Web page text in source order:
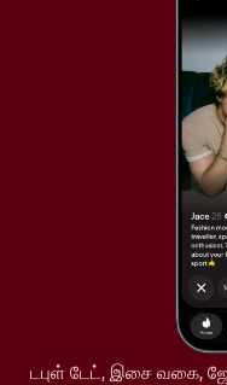
டபுள் டேட், இசை வகை,